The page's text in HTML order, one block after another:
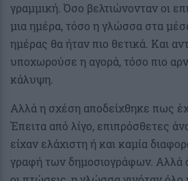
γραμμική. Όσο βελτιώνονταν οι
μια ημέρα, τόσο η γλώσσα στα
ημέρας θα ήταν πιο θετικά. Και
υποχωρούσε η αγορά, τόσο πιο
κάλυψη.
Αλλά η σχέση αποδείχθηκε πως
Έπειτα από λίγο, επιπρόσθετες
είχαν ελάχιστη ή και καμία
γραφή των δημοσιογράφων. Αλλά